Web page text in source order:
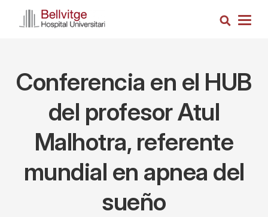
Busca
Conferencia en el HUB
del profesor Atul
Malhotra, referente
mundial en apnea del
sueño